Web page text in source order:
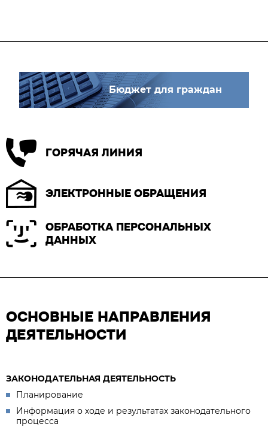
Бюджет для граждан
ГОРЯЧАЯ ЛИНИЯ
ЭЛЕКТРОННЫЕ ОБРАЩЕНИЯ
ОБРАБОТКА ПЕРСОНАЛЬНЫХ
ДАННЫХ
ОСНОВНЫЕ НАПРАВЛЕНИЯ
ДЕЯТЕЛЬНОСТИ
ЗАКОНОДАТЕЛЬНАЯ ДЕЯТЕЛЬНОСТЬ
Планирование
Информация о ходе и результатах законодательного
процесса